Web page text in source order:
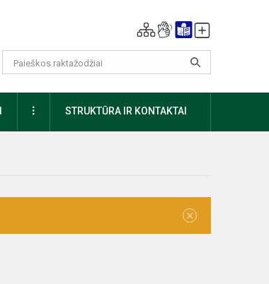
DAUGIAUSTRUKTŪRA IR KONTAKTAI
×